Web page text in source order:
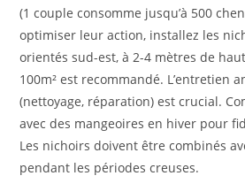
(1 couple consomme jusqu’à 500
optimiser leur action, installez les
orientés sud-est, à 2-4 mètres de
100m² est recommandé. L’entretien
(nettoyage, réparation) est crucial.
avec des mangeoires en hiver pour
Les nichoirs doivent être combinés
pendant les périodes creuses.